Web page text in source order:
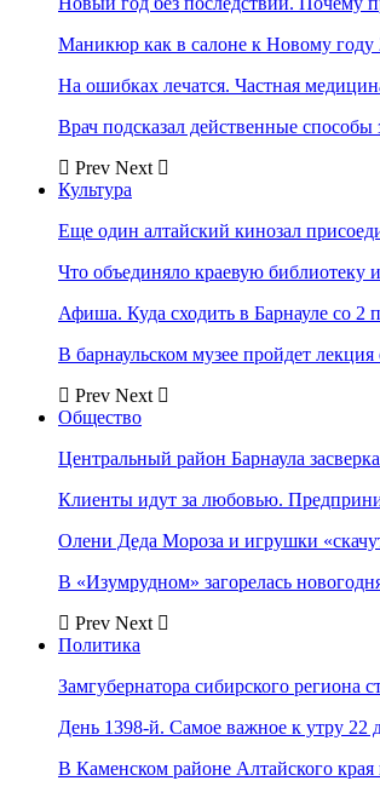
Маникюр как в салоне к Новому
На ошибках лечатся. Частная
Врач подсказал действенные
Prev Next
Культура
Еще один алтайский кинозал
Что объединяло краевую библиотеку
Афиша. Куда сходить в Барнауле со 2
В барнаульском музее пройдет
Prev Next
Общество
Центральный район Барнаула
Клиенты идут за любовью.
Олени Деда Мороза и игрушки
В «Изумрудном» загорелась
Prev Next
Политика
Замгубернатора сибирского региона
День 1398-й. Самое важное к утру 22
В Каменском районе Алтайского края